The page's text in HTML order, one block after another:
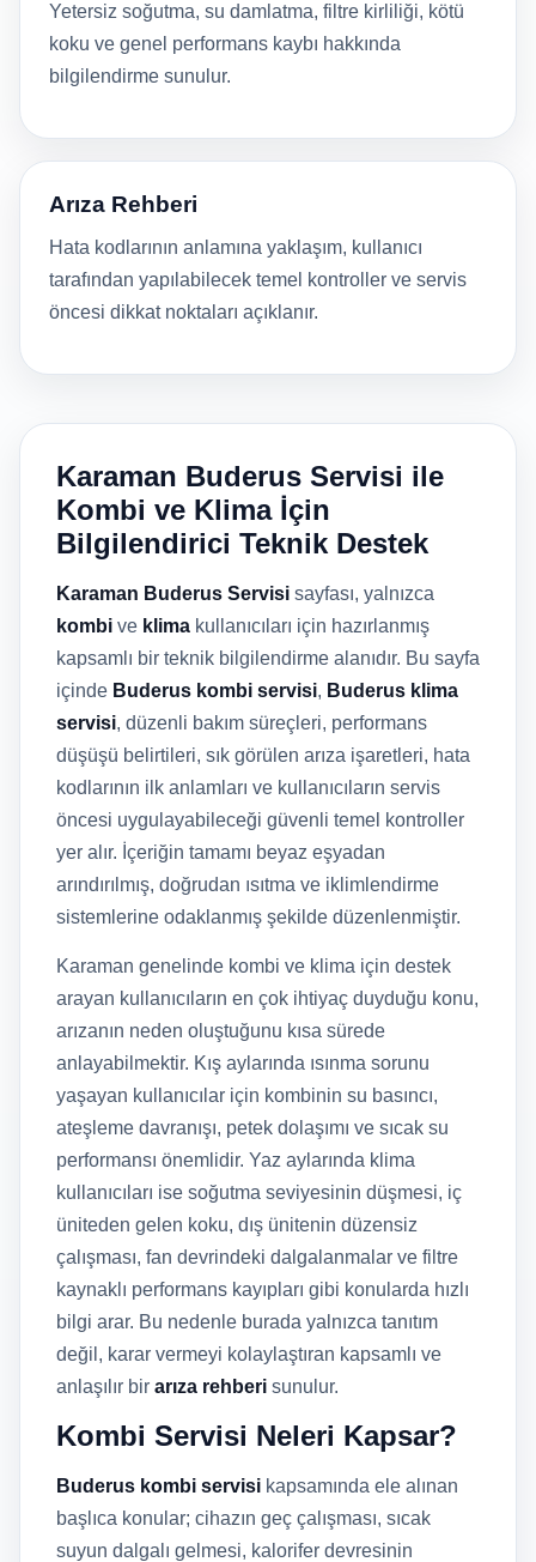
Yetersiz soğutma, su damlatma, filtre kirliliği, kötü
koku ve genel performans kaybı hakkında
bilgilendirme sunulur.
Arıza Rehberi
Hata kodlarının anlamına yaklaşım, kullanıcı
tarafından yapılabilecek temel kontroller ve servis
öncesi dikkat noktaları açıklanır.
Karaman Buderus Servisi ile
Kombi ve Klima İçin
Bilgilendirici Teknik Destek
Karaman Buderus Servisi sayfası, yalnızca
kombi ve klima kullanıcıları için hazırlanmış
kapsamlı bir teknik bilgilendirme alanıdır. Bu sayfa
içinde Buderus kombi servisi, Buderus klima
servisi, düzenli bakım süreçleri, performans
düşüşü belirtileri, sık görülen arıza işaretleri, hata
kodlarının ilk anlamları ve kullanıcıların servis
öncesi uygulayabileceği güvenli temel kontroller
yer alır. İçeriğin tamamı beyaz eşyadan
arındırılmış, doğrudan ısıtma ve iklimlendirme
sistemlerine odaklanmış şekilde düzenlenmiştir.
Karaman genelinde kombi ve klima için destek
arayan kullanıcıların en çok ihtiyaç duyduğu konu,
arızanın neden oluştuğunu kısa sürede
anlayabilmektir. Kış aylarında ısınma sorunu
yaşayan kullanıcılar için kombinin su basıncı,
ateşleme davranışı, petek dolaşımı ve sıcak su
performansı önemlidir. Yaz aylarında klima
kullanıcıları ise soğutma seviyesinin düşmesi, iç
üniteden gelen koku, dış ünitenin düzensiz
çalışması, fan devrindeki dalgalanmalar ve filtre
kaynaklı performans kayıpları gibi konularda hızlı
bilgi arar. Bu nedenle burada yalnızca tanıtım
değil, karar vermeyi kolaylaştıran kapsamlı ve
anlaşılır bir arıza rehberi sunulur.
Kombi Servisi Neleri Kapsar?
Buderus kombi servisi kapsamında ele alınan
başlıca konular; cihazın geç çalışması, sıcak
suyun dalgalı gelmesi, kalorifer devresinin